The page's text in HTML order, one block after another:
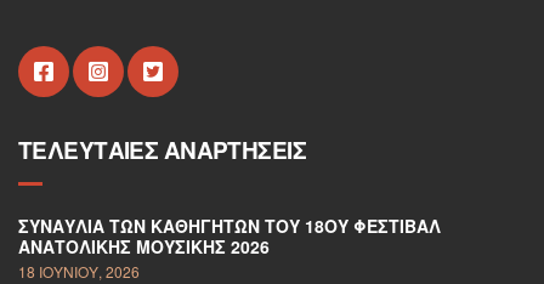
ΤΕΛΕΥΤΑΊΕΣ ΑΝΑΡΤΉΣΕΙΣ
ΣΥΝΑΥΛΊΑ ΤΩΝ ΚΑΘΗΓΗΤΏΝ ΤΟΥ 18ΟΥ ΦΕΣΤΙΒΆΛ
ΑΝΑΤΟΛΙΚΉΣ ΜΟΥΣΙΚΉΣ 2026
18 ΙΟΥΝΊΟΥ, 2026